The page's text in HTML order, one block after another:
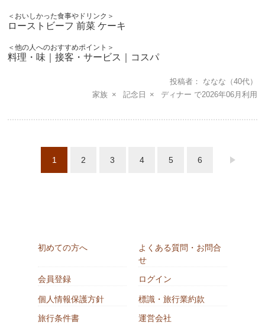
＜おいしかった食事やドリンク＞
ローストビーフ 前菜 ケーキ
＜他の人へのおすすめポイント＞
料理・味｜接客・サービス｜コスパ
投稿者 ななな （40代）
家族
記念日 ディナー 2026年06月
1 2 3 4 5 6
初めての方へ
よくある質問・お問合
せ
会員登録
ログイン
個人情報保護方針
標識・旅行業約款
旅行条件書
運営会社